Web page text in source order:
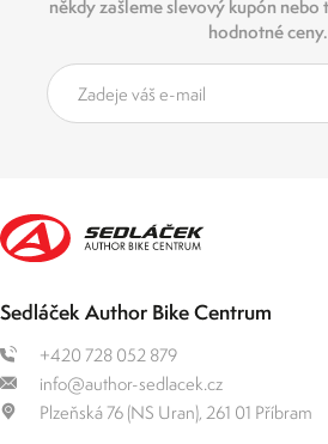
někdy zašleme slevový kupón nebo
hodnotné ceny.
Sedláček Author Bike Centrum
+420 728 052 879
info@author-sedlacek.cz
Plzeňská 76 (NS Uran), 261 01 Příbram